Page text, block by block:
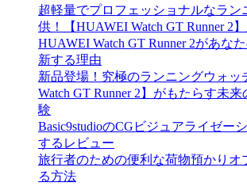
超軽量でプロフェッショナルなラン
供！【HUAWEI Watch GT Runner 2
HUAWEI Watch GT Runner 2があな
新する理由
新品登場！究極のランニングウォッ
Watch GT Runner 2】がもたらす未
験
Basic9studioのCGビジュアライゼー
するレビュー
旅行者のための便利な荷物預かりオ
る方法